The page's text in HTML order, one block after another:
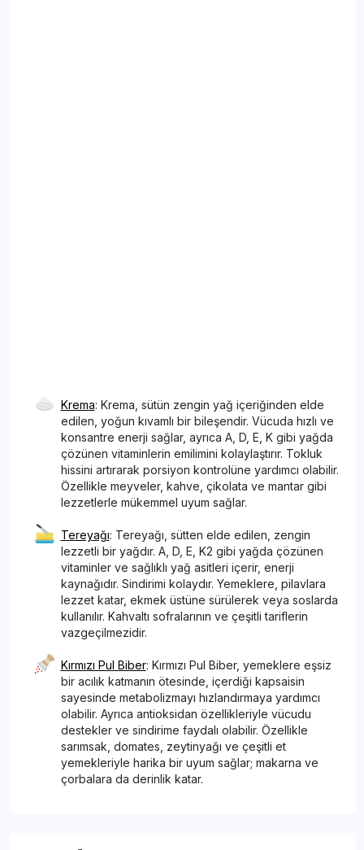
Krema: Krema, sütün zengin yağ içeriğinden elde
edilen, yoğun kıvamlı bir bileşendir. Vücuda hızlı ve
konsantre enerji sağlar, ayrıca A, D, E, K gibi yağda
çözünen vitaminlerin emilimini kolaylaştırır. Tokluk
hissini artırarak porsiyon kontrolüne yardımcı olabilir.
Özellikle meyveler, kahve, çikolata ve mantar gibi
lezzetlerle mükemmel uyum sağlar.
Tereyağı: Tereyağı, sütten elde edilen, zengin
lezzetli bir yağdır. A, D, E, K2 gibi yağda çözünen
vitaminler ve sağlıklı yağ asitleri içerir, enerji
kaynağıdır. Sindirimi kolaydır. Yemeklere, pilavlara
lezzet katar, ekmek üstüne sürülerek veya soslarda
kullanılır. Kahvaltı sofralarının ve çeşitli tariflerin
vazgeçilmezidir.
Kırmızı Pul Biber: Kırmızı Pul Biber, yemeklere eşsiz
bir acılık katmanın ötesinde, içerdiği kapsaisin
sayesinde metabolizmayı hızlandırmaya yardımcı
olabilir. Ayrıca antioksidan özellikleriyle vücudu
destekler ve sindirime faydalı olabilir. Özellikle
sarımsak, domates, zeytinyağı ve çeşitli et
yemekleriyle harika bir uyum sağlar; makarna ve
çorbalara da derinlik katar.